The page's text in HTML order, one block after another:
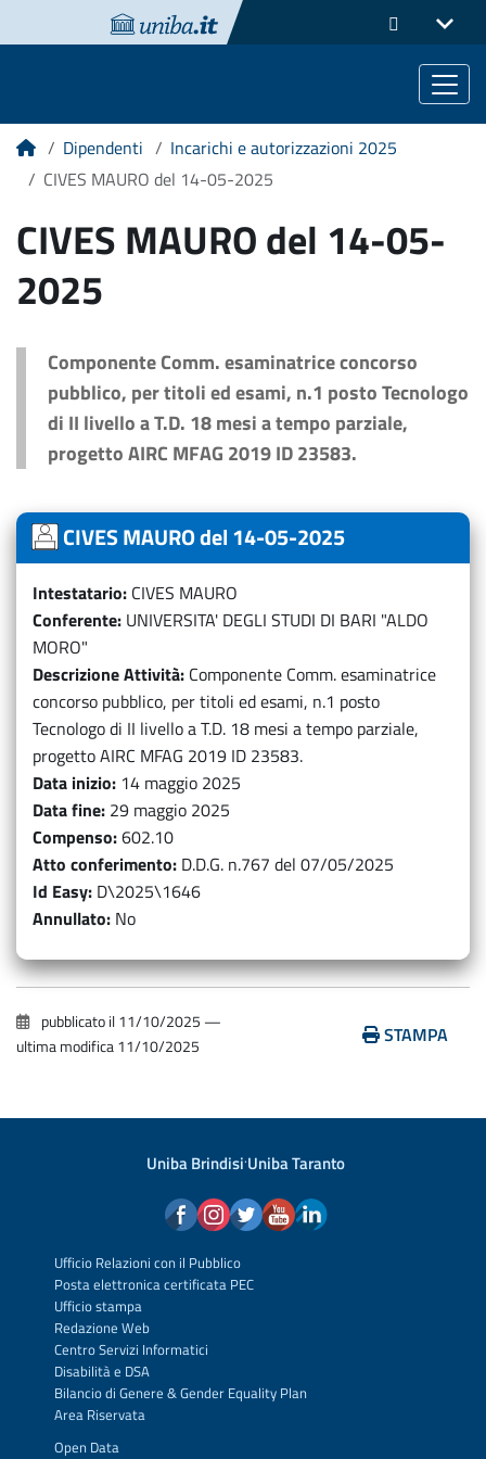
HomeDipendenti
Incarichi e autorizzazioni 2025
CIVES MAURO del 14-05-2025
CIVES MAURO del 14-05-
2025
Componente Comm. esaminatrice concorso
pubblico, per titoli ed esami, n.1 posto Tecnologo
di II livello a T.D. 18 mesi a tempo parziale,
progetto AIRC MFAG 2019 ID 23583.
CIVES MAURO del 14-05-2025
Intestatario CIVES MAURO
Conferente UNIVERSITA' DEGLI STUDI DI BARI "ALDO
MORO"
Descrizione Attività Componente Comm. esaminatrice
concorso pubblico, per titoli ed esami, n.1 posto
Tecnologo di II livello a T.D. 18 mesi a tempo parziale,
progetto AIRC MFAG 2019 ID 23583.
Data inizio 14 maggio 2025
Data fine 29 maggio 2025
Compenso 602.10
Atto conferimento D.D.G. n.767 del 07/05/2025
Id Easy D\2025\1646
Annullato No
pubblicato il11/10/2025 —
ultima modifica11/10/2025 STAMPA
Uniba Brindisi·Uniba Taranto
Ufficio Relazioni con il Pubblico
Posta elettronica certificata PEC
Ufficio stampa
Redazione Web
Centro Servizi Informatici
Disabilità e DSA
Bilancio di Genere & Gender Equality Plan
Area Riservata
Open Data